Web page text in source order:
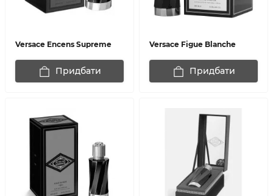
Versace Encens Supreme
Придбати
Versace Figue Blanche
Придбати